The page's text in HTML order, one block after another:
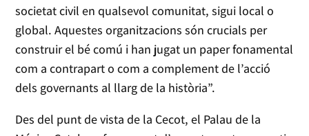
societat civil en qualsevol comunitat, sigui local o
global. Aquestes organitzacions són crucials per
construir el bé comú i han jugat un paper fonamental
com a contrapart o com a complement de l’acció
dels governants al llarg de la història”.
Des del punt de vista de la Cecot, el Palau de la